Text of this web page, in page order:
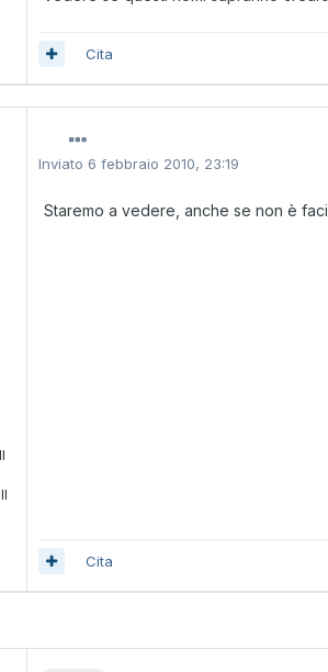
Cita
Inviato 6 febbraio 2010, 23:19
Staremo a vedere, anche se non è
Cita